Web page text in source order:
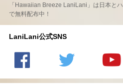
「Hawaiian Breeze LaniLani」は日本と
で無料配布中！
LaniLani公式SNS